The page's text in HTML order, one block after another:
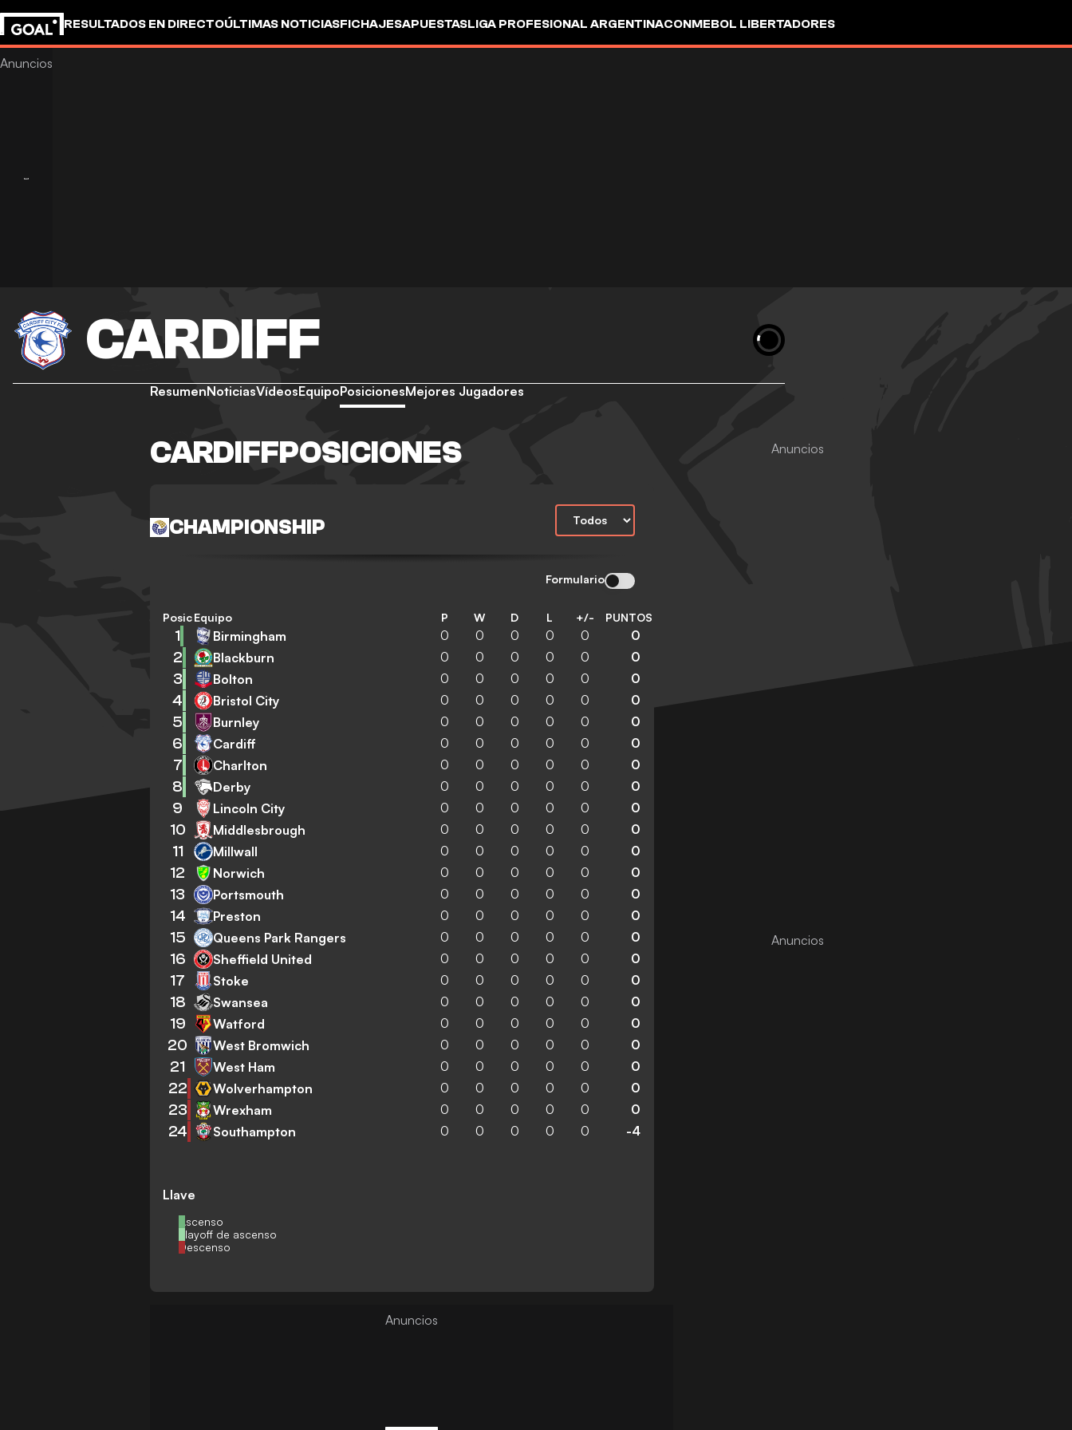
RESULTADOS EN DIRECTOÚLTIMAS NOTICIASFICHAJESAPUESTASLIGA PROFESIONAL ARGENTINACONMEBOL LIBERTADORES
CARDIFF
ResumenNoticiasVídeosEquipoPosicionesMejores Jugadores
CARDIFFPOSICIONES
CHAMPIONSHIP
Formulario
Llave
Ascenso
Playoff de ascenso
Descenso
PosiciónEquipo P W D L +/- PUNTOS
1 Birmingham 0 0 0 0 0 0
2 Blackburn 0 0 0 0 0 0
3 Bolton 0 0 0 0 0 0
4 Bristol City 0 0 0 0 0 0
5 Burnley 0 0 0 0 0 0
6 Cardiff 0 0 0 0 0 0
7 Charlton 0 0 0 0 0 0
8 Derby 0 0 0 0 0 0
9 Lincoln City 0 0 0 0 0 0
10 Middlesbrough 0 0 0 0 0 0
11 Millwall 0 0 0 0 0 0
12 Norwich 0 0 0 0 0 0
13 Portsmouth 0 0 0 0 0 0
14 Preston 0 0 0 0 0 0
15 Queens Park Rangers 0 0 0 0 0 0
16 Sheffield United 0 0 0 0 0 0
17 Stoke 0 0 0 0 0 0
18 Swansea 0 0 0 0 0 0
19 Watford 0 0 0 0 0 0
20 West Bromwich 0 0 0 0 0 0
21 West Ham 0 0 0 0 0 0
22 Wolverhampton 0 0 0 0 0 0
23 Wrexham 0 0 0 0 0 0
24 Southampton 0 0 0 0 0 -4